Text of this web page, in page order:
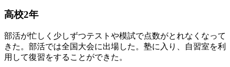
高校2年
部活が忙しく少しずつテストや模試で点数がとれなくなって
きた。部活では全国大会に出場した。塾に入り、自習室を利
用して復習をすることができた。